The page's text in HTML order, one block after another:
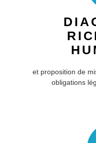
et proposition de
obligations